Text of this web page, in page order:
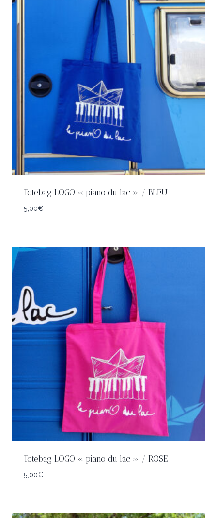
Totebag LOGO « piano du lac » / BLEU
5,00€
Totebag LOGO « piano du lac » / ROSE
5,00€